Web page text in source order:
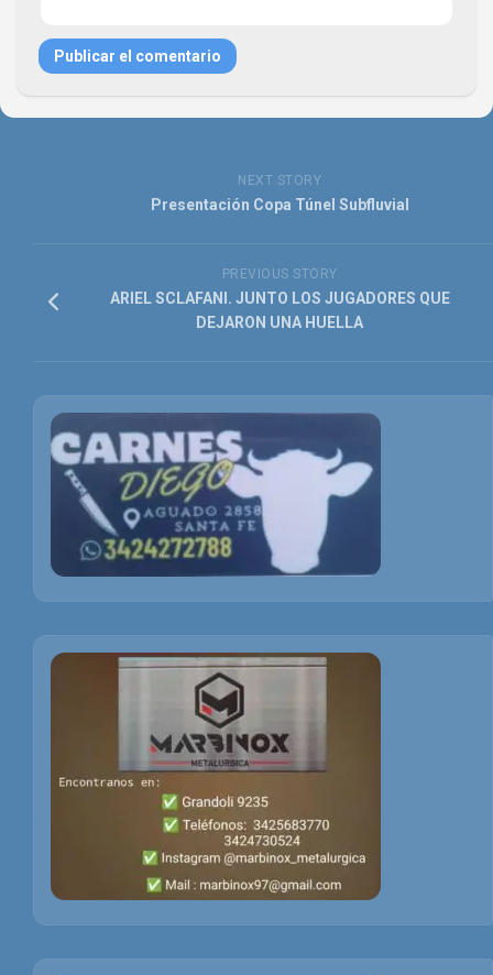
NEXT STORY
Presentación Copa Túnel Subfluvial
PREVIOUS STORY
ARIEL SCLAFANI. JUNTO LOS JUGADORES QUE
DEJARON UNA HUELLA